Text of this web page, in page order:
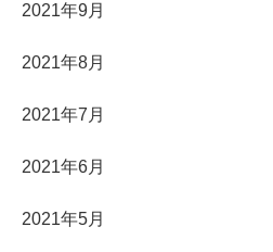
2021年9月
2021年8月
2021年7月
2021年6月
2021年5月